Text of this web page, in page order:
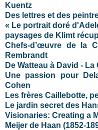
Kuentz
Des lettres et des
« Le portrait doré
paysages de Klimt
Chefs-d’œuvre de la
Rembrandt
De Watteau à David -
Une passion pour
Cohen
Les frères Caillebotte,
Le jardin secret des
Visionaries: Creating a
Meijer de Haan (1852-